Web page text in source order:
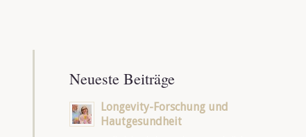
Neueste Beiträge
Longevity-Forschung und
Hautgesundheit